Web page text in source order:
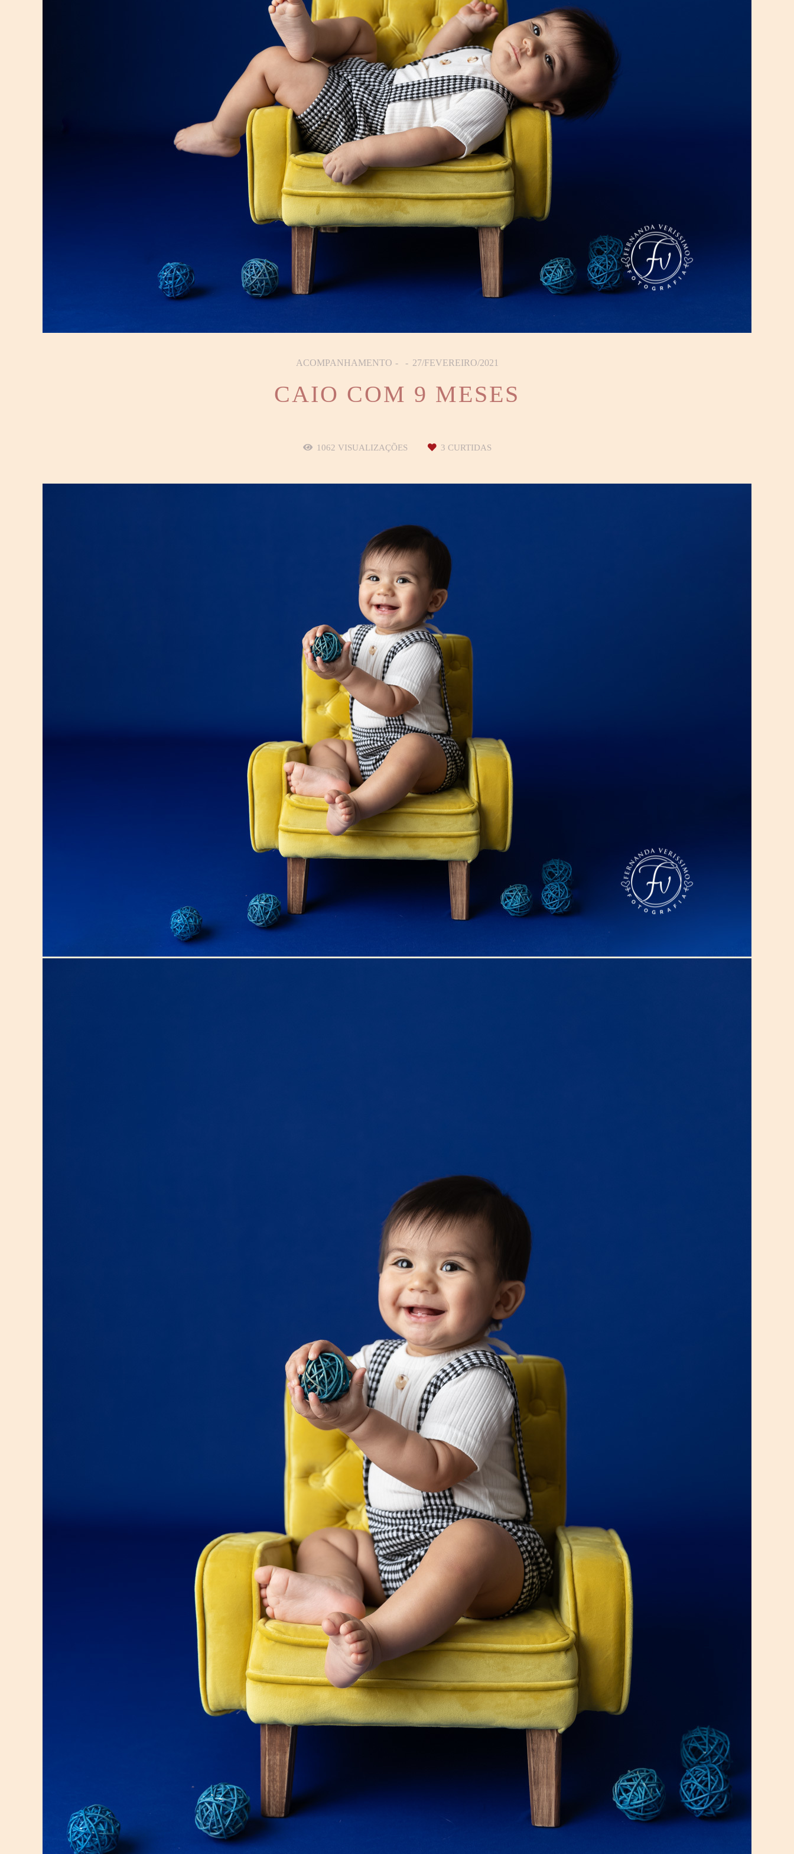
ACOMPANHAMENTO 27/FEVEREIRO/2021
CAIO COM 9 MESES
1062 VISUALIZAÇÕES 3 CURTIDAS